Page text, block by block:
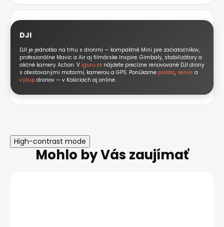
DJI
DJI je jednotka na trhu s dronmi — kompaktné Mini pre začiatočníkov,
profesionálne Mavic a Air aj filmárske Inspire. Gimbaly, stabilizátory a
akčné kamery Action. V iguru.sknájdete precízne renovované DJI drony
s otestovanými motormi, kamerou a GPS. Ponúkame predaj, servis a
výkupdronov — v Košiciach aj online.
High-contrast mode
Mohlo by Vás zaujímať